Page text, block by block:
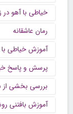
خیاطی با آهو در
رمان عاشقانه
آموزش خیاطی با
پرسش و پاسخ
بررسی بخشی از
آموزش بافتنی